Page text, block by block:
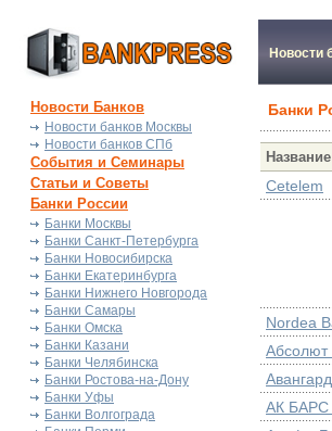
Новости
Новости Банков
Новости банков Москвы
Новости банков СПб
События и Семинары
Статьи и Советы
Банки России
Банки Москвы
Банки Санкт-Петербурга
Банки Новосибирска
Банки Екатеринбурга
Банки Нижнего Новгорода
Банки Самары
Банки Омска
Банки Казани
Банки Челябинска
Банки Ростова-на-Дону
Банки Уфы
Банки Волгограда
Банки
Название
Cetelem
Nordea
Абсолют
Авангард
АК